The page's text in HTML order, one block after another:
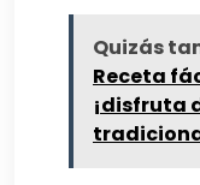
Quizás
Receta
¡disfruta